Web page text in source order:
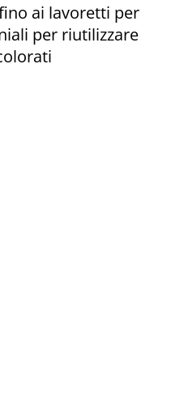
ai lavoretti per
per riutilizzare